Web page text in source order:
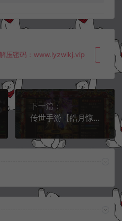
压密码：www.lyzwlkj.vip 复
下一篇：
传世手游【皓月惊雷传世】9月最新整理Linux手工服务端+GM授权后台+安卓苹果双端+详细搭建教程+视频教程